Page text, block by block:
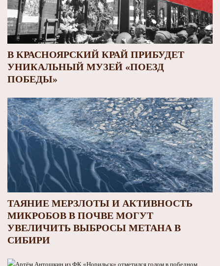
В КРАСНОЯРСКИЙ КРАЙ ПРИБУДЕТ
УНИКАЛЬНЫЙ МУЗЕЙ «ПОЕЗД
ПОБЕДЫ»
ТАЯНИЕ МЕРЗЛОТЫ И АКТИВНОСТЬ
МИКРОБОВ В ПОЧВЕ МОГУТ
УВЕЛИЧИТЬ ВЫБРОСЫ МЕТАНА В
СИБИРИ